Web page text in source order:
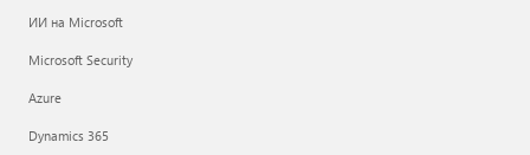
ИИ на Microsoft
Microsoft Security
Azure
Dynamics 365